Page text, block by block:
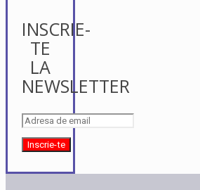
INSCRIE-
TE
LA
NEWSLETTER